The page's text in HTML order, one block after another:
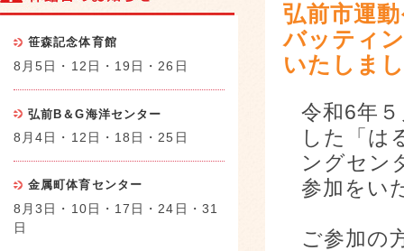
弘前市運
バッティ
いたしま
令和6年
した「は
ングセン
参加をい
ご参加の
笹森記念体育館
8月5日・12日・19日・26日
弘前B＆G海洋センター
8月4日・12日・18日・25日
金属町体育センター
8月3日・10日・17日・24日・31
日